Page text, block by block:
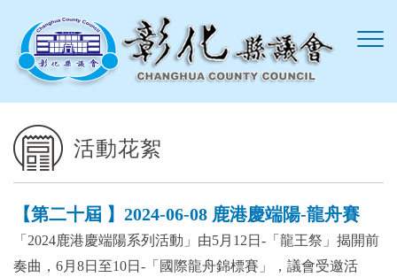
活動花絮
【第二十屆 】2024-06-08 鹿港慶端陽-龍舟賽
「2024鹿港慶端陽系列活動」由5月12日-「龍王祭」揭開前
奏曲，6月8日至10日-「國際龍舟錦標賽」，議會受邀活